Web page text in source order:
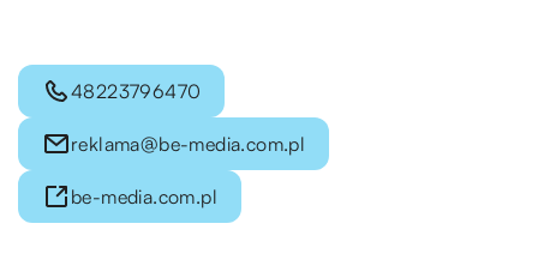
48223796470
reklama@be-media.com.pl
be-media.com.pl